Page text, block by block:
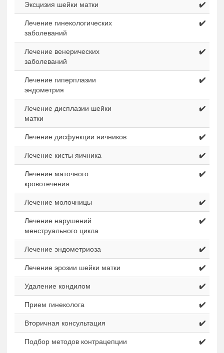
Эксцизия шейки матки ✔️
Лечение гинекологических
заболеваний
✔️
Лечение венерических
заболеваний
✔️
Лечение гиперплазии
эндометрия
✔️
Лечение дисплазии шейки
матки
✔️
Лечение дисфункции яичников ✔️
Лечение кисты яичника ✔️
Лечение маточного
кровотечения
✔️
Лечение молочницы ✔️
Лечение нарушений
менструального цикла
✔️
Лечение эндометриоза ✔️
Лечение эрозии шейки матки ✔️
Удаление кондилом ✔️
Прием гинеколога ✔️
Вторичная консультация ✔️
Подбор методов контрацепции ✔️